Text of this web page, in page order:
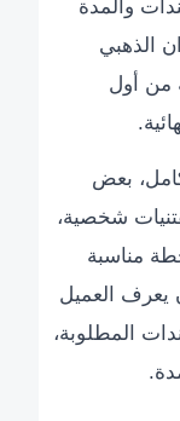
والمدة
الذهبي
من أول
بعض
شخصية،
مناسبة
يعرف العميل
المطلوبة،